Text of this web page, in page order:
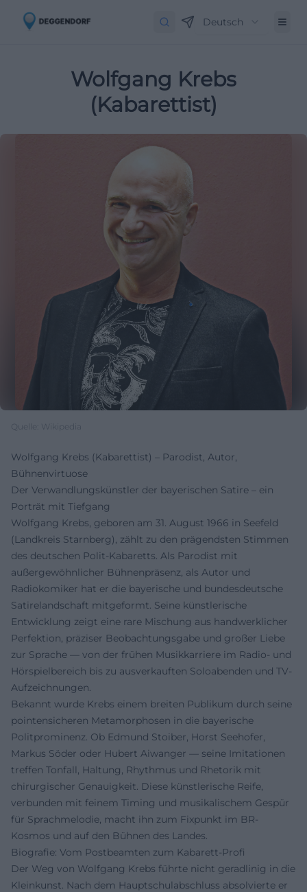
Deutsch
Wolfgang Krebs
(Kabarettist)
Quelle: Wikipedia
Wolfgang Krebs (Kabarettist) – Parodist, Autor,
Bühnenvirtuose
Der Verwandlungskünstler der bayerischen Satire – ein
Porträt mit Tiefgang
Wolfgang Krebs, geboren am 31. August 1966 in Seefeld
(Landkreis Starnberg), zählt zu den prägendsten Stimmen
des deutschen Polit-Kabaretts. Als Parodist mit
außergewöhnlicher Bühnenpräsenz, als Autor und
Radiokomiker hat er die bayerische und bundesdeutsche
Satirelandschaft mitgeformt. Seine künstlerische
Entwicklung zeigt eine rare Mischung aus handwerklicher
Perfektion, präziser Beobachtungsgabe und großer Liebe
zur Sprache — von der frühen Musikkarriere im Radio- und
Hörspielbereich bis zu ausverkauften Soloabenden und TV-
Aufzeichnungen.
Bekannt wurde Krebs einem breiten Publikum durch seine
pointensicheren Metamorphosen in die bayerische
Politprominenz. Ob Edmund Stoiber, Horst Seehofer,
Markus Söder oder Hubert Aiwanger — seine Imitationen
treffen Tonfall, Haltung, Rhythmus und Rhetorik mit
chirurgischer Genauigkeit. Diese künstlerische Reife,
verbunden mit feinem Timing und musikalischem Gespür
für Sprachmelodie, macht ihn zum Fixpunkt im BR-
Kosmos und auf den Bühnen des Landes.
Biografie: Vom Postbeamten zum Kabarett-Profi
Der Weg von Wolfgang Krebs führte nicht geradlinig in die
Kleinkunst. Nach dem Hauptschulabschluss absolvierte er